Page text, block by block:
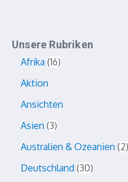
Unsere Rubriken
Afrika 16
Aktion
Ansichten
Asien 3
Australien & Ozeanien 2
Deutschland 30